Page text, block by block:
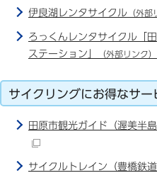
伊良湖レンタサイクル （外部
ろっくんレンタサイクル「
ステーション」
（外部リンク）
サイクリングにお得なサー
田原市観光ガイド（渥美半
サイクルトレイン（豊橋鉄道